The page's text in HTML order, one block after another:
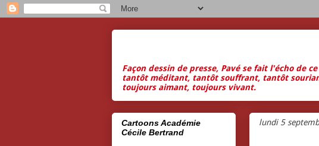
Façon dessin de presse, Pavé se fait l'écho de
tantôt méditant, tantôt souffrant, tantôt
toujours aimant, toujours vivant.
lundi 5
Cartoons Académie
Cécile Bertrand